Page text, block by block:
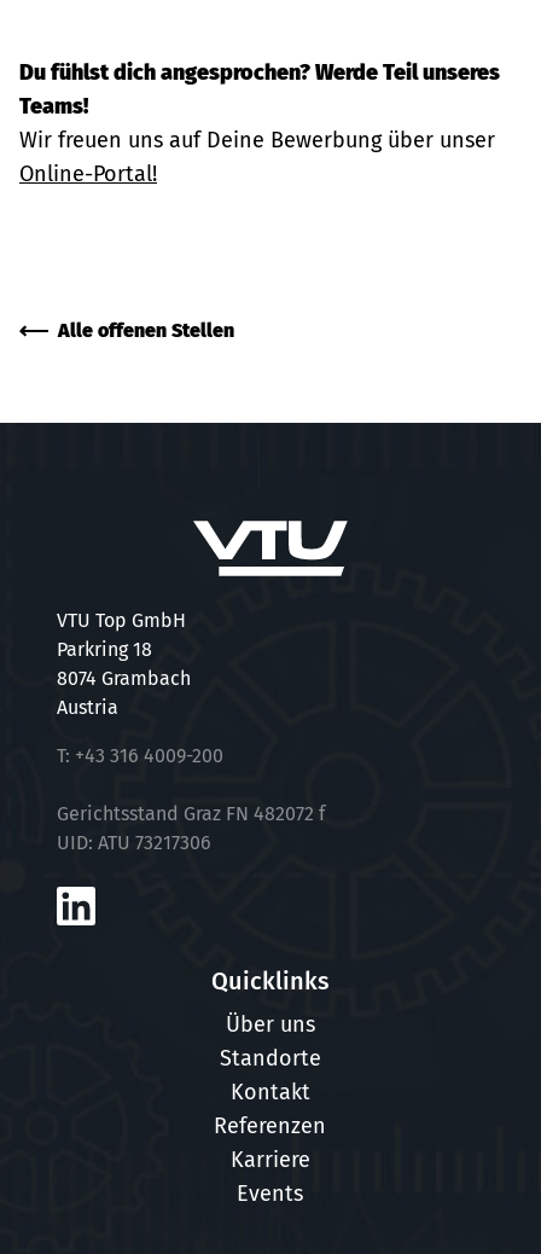
Du fühlst dich angesprochen? Werde Teil unseres
Teams!
Wir freuen uns auf Deine Bewerbung über unser
Online-Portal!
Alle offenen Stellen
VTU Top GmbH
Parkring 18
8074 Grambach
Austria
T: +43 316 4009-200
Gerichtsstand Graz FN 482072 f
UID: ATU 73217306
Quicklinks
Über uns
Standorte
Kontakt
Referenzen
Karriere
Events